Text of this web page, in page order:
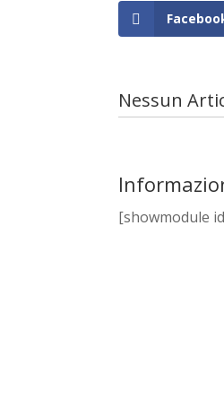
Nessun
[showmodule